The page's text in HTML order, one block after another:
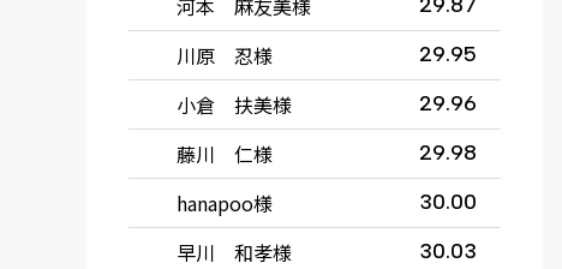
河本 麻友美様
川原 忍様 29.95
小倉 扶美様 29.96
藤川 仁様 29.98
hanapoo様 30.00
早川 和孝様 30.03